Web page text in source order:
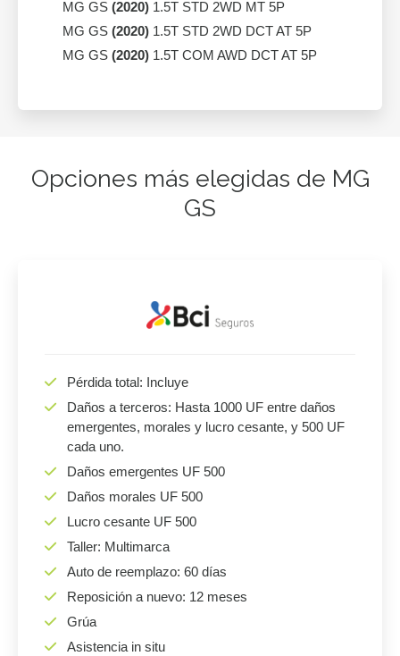
MG GS (2020) 1.5T STD 2WD MT 5P
MG GS (2020) 1.5T STD 2WD DCT AT 5P
MG GS (2020) 1.5T COM AWD DCT AT 5P
Opciones más elegidas de MG
GS
Pérdida total: Incluye
Daños a terceros: Hasta 1000 UF entre daños
emergentes, morales y lucro cesante, y 500 UF
cada uno.
Daños emergentes UF 500
Daños morales UF 500
Lucro cesante UF 500
Taller: Multimarca
Auto de reemplazo: 60 días
Reposición a nuevo: 12 meses
Grúa
Asistencia in situ